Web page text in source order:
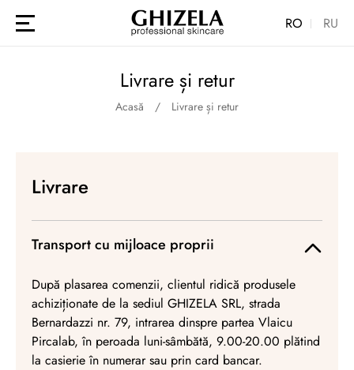
RO RU
Livrare și retur
Acasă Livrare și retur
Livrare
Transport cu mijloace proprii
După plasarea comenzii, clientul ridică produsele
achiziționate de la sediul GHIZELA SRL, strada
Bernardazzi nr. 79, intrarea dinspre partea Vlaicu
Pircalab, în peroada luni-sâmbătă, 9.00-20.00 plătind
la casierie în numerar sau prin card bancar.